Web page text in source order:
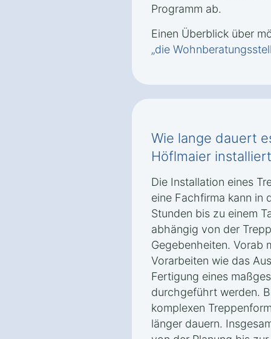
Programm ab.
Einen Überblick über
„die
Wie lange dauert
Höflmaier
Die Installation eines
eine Fachfirma kann in
Stunden bis zu einem
abhängig von der
Gegebenheiten. Vorab
Vorarbeiten wie das
Fertigung eines
durchgeführt werden.
komplexen
länger dauern.